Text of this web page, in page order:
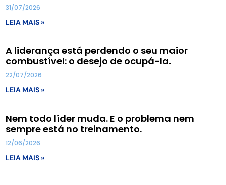
31/07/2026
LEIA MAIS »
A liderança está perdendo o seu maior
combustível: o desejo de ocupá-la.
22/07/2026
LEIA MAIS »
Nem todo líder muda. E o problema nem
sempre está no treinamento.
12/06/2026
LEIA MAIS »